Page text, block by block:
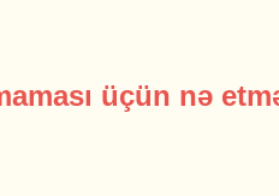
üçün nə